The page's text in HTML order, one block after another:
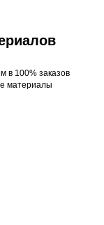
в 100% заказов
материалы